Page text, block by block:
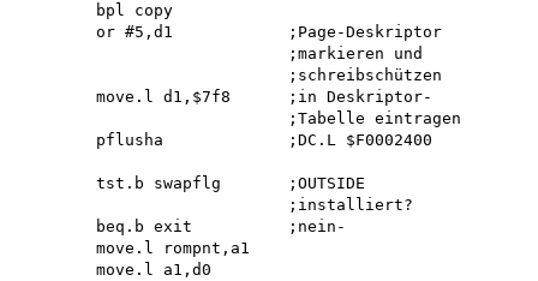
        bpl copy
        or #5,d1            ;Page-Deskriptor
                            ;markieren und
                            ;schreibschützen
        move.l d1,$7f8      ;in Deskriptor-
                            ;Tabelle eintragen
        pflusha             ;DC.L $F0002400
        tst.b swapflg       ;OUTSIDE
                            ;installiert?
        beq.b exit          ;nein-
        move.l rompnt,a1
        move.l a1,d0